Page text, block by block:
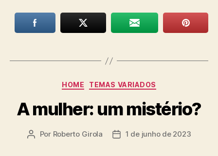
Categorias
HOME TEMAS VARIADOS
A mulher: um mistério?
Autor
Por Roberto Girola
Data1 de junho de 2023